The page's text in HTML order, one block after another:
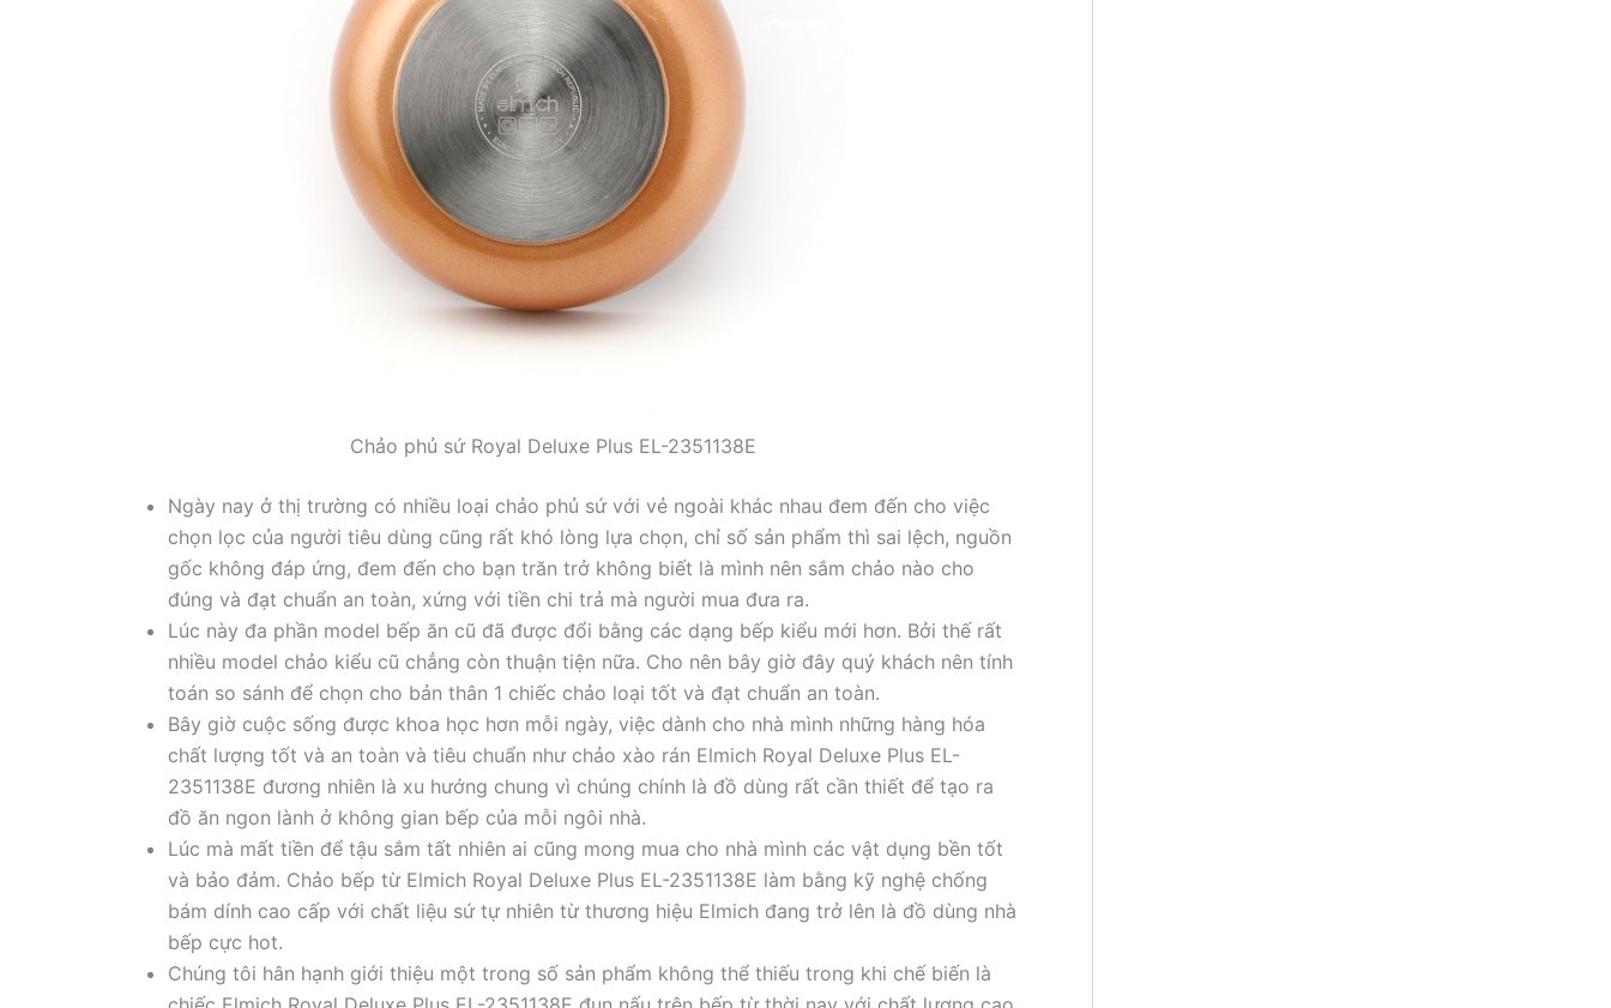
Chảo phủ sứ Royal Deluxe Plus EL-2351138E
Ngày nay ở thị trường có nhiều loại chảo phủ sứ với vẻ ngoài khác nhau đem đến cho việc
chọn lọc của người tiêu dùng cũng rất khó lòng lựa chọn, chỉ số sản phẩm thì sai lệch, nguồn
gốc không đáp ứng, đem đến cho bạn trăn trở không biết là mình nên sắm chảo nào cho
đúng và đạt chuẩn an toàn, xứng với tiền chi trả mà người mua đưa ra.
Lúc này đa phần model bếp ăn cũ đã được đổi bằng các dạng bếp kiểu mới hơn. Bởi thế rất
nhiều model chảo kiểu cũ chẳng còn thuận tiện nữa. Cho nên bây giờ đây quý khách nên tính
toán so sánh để chọn cho bản thân 1 chiếc chảo loại tốt và đạt chuẩn an toàn.
Bây giờ cuộc sống được khoa học hơn mỗi ngày, việc dành cho nhà mình những hàng hóa
chất lượng tốt và an toàn và tiêu chuẩn như chảo xào rán Elmich Royal Deluxe Plus EL-
2351138E đương nhiên là xu hướng chung vì chúng chính là đồ dùng rất cần thiết để tạo ra
đồ ăn ngon lành ở không gian bếp của mỗi ngôi nhà.
Lúc mà mất tiền để tậu sắm tất nhiên ai cũng mong mua cho nhà mình các vật dụng bền tốt
và bảo đảm. Chảo bếp từ Elmich Royal Deluxe Plus EL-2351138E làm bằng kỹ nghệ chống
bám dính cao cấp với chất liệu sứ tự nhiên từ thương hiệu Elmich đang trở lên là đồ dùng nhà
bếp cực hot.
Chúng tôi hân hạnh giới thiệu một trong số sản phẩm không thể thiếu trong khi chế biến là